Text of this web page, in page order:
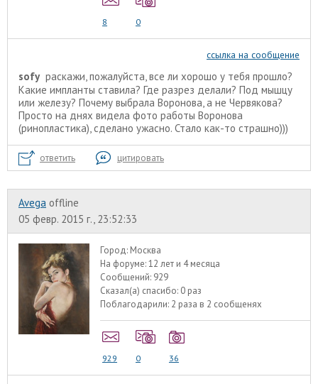
8 0
ссылка на сообщение
sofy раскажи, пожалуйста, все ли хорошо у тебя прошло?
Какие импланты ставила? Где разрез делали? Под мышцу
или железу? Почему выбрала Воронова, а не Червякова?
Просто на днях видела фото работы Воронова
(ринопластика), сделано ужасно. Стало как-то страшно)))
ответить цитировать
Avega offline
05 февр. 2015 г., 23:52:33
Город: Москва
На форуме:12 лет и 4 месяца
Сообщений: 929
Сказал(а) спасибо: 0 раз
Поблагодарили: 2 раза в 2 сообщенях
929 0 36